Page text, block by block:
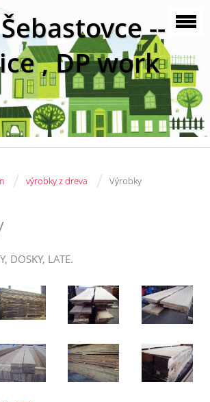
--
, DP work
/ výrobky z dreva / Výrobky
DOSKY, LATE.